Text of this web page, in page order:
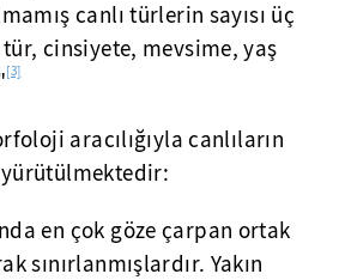
canlı türlerin sayısı üç
cinsiyete, mevsime, yaş
[3]
aracılığıyla canlıların
yürütülmektedir:
en çok göze çarpan ortak
sınırlanmışlardır. Yakın